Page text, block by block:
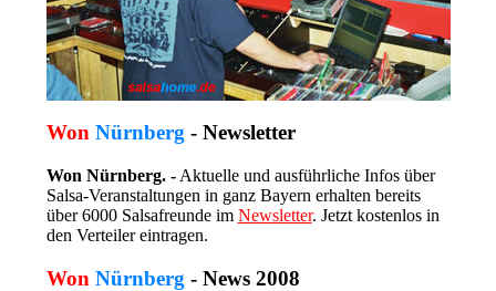
Won Nürnberg- Newsletter
Won Nürnberg. -Aktuelle und ausführliche Infos über
Salsa-Veranstaltungen in ganz Bayern erhalten bereits
über 6000 Salsafreunde im Newsletter. Jetzt kostenlos in
den Verteiler eintragen.
Won Nürnberg - News 2008